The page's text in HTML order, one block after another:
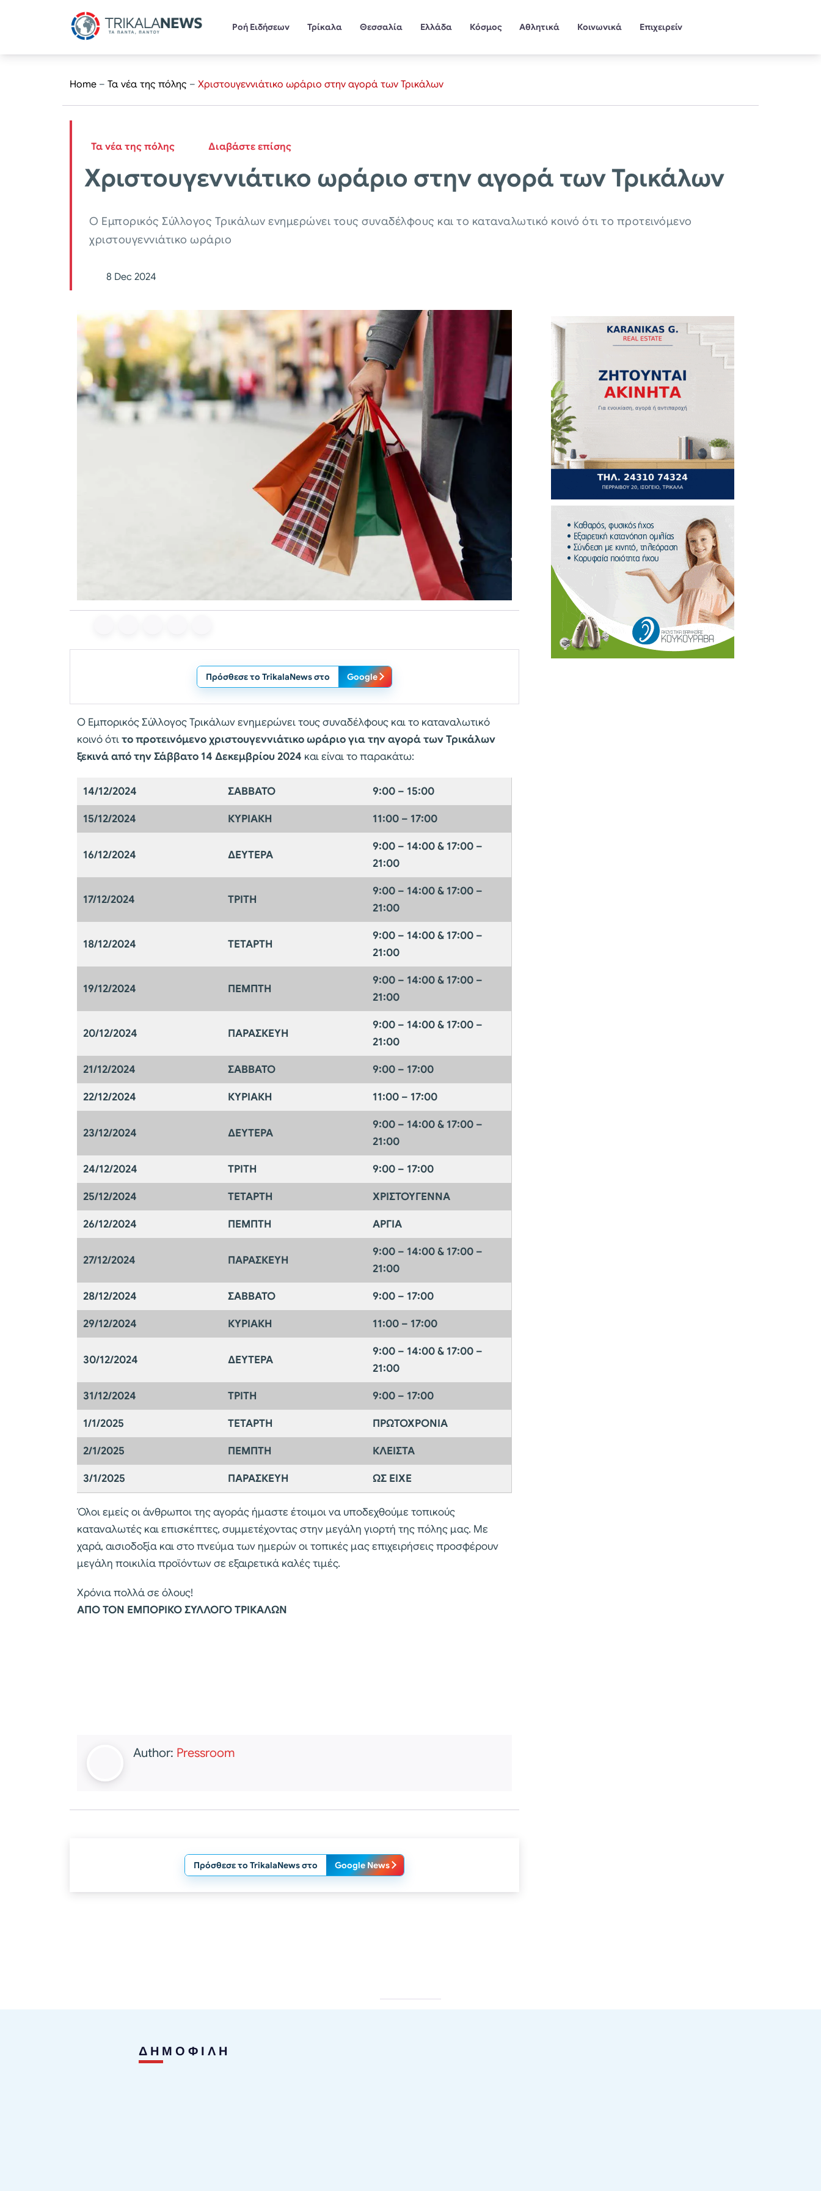
Ροή Ειδήσεων Τρίκαλα Θεσσαλία Ελλάδα Κόσμος Αθλητικά Κοινωνικά Επιχειρείν
Home – Τα νέα της πόλης – Χριστουγεννιάτικο ωράριο στην αγορά των Τρικάλων
Τα νέα της πόλης Διαβάστε επίσης
Χριστουγεννιάτικο ωράριο στην αγορά των Τρικάλων
Ο Εμπορικός Σύλλογος Τρικάλων ενημερώνει τους συναδέλφους και το καταναλωτικό κοινό ότι το προτεινόμενο
χριστουγεννιάτικο ωράριο
8 Dec 2024
Πρόσθεσε το TrikalaNews στο Google
Ο Εμπορικός Σύλλογος Τρικάλων ενημερώνει τους συναδέλφους και το καταναλωτικό
κοινό ότιτο προτεινόμενο χριστουγεννιάτικο ωράριο για την αγορά των Τρικάλων
ξεκινά από την Σάββατο 14 Δεκεμβρίου 2024 και είναι το παρακάτω:
14/12/2024 ΣΑΒΒΑΤΟ 9:00 – 15:00
15/12/2024 ΚΥΡΙΑΚΗ 11:00 – 17:00
16/12/2024 ΔΕΥΤΕΡΑ
9:00 – 14:00 & 17:00 –
21:00
17/12/2024 ΤΡΙΤΗ
9:00 – 14:00 & 17:00 –
21:00
18/12/2024 ΤΕΤΑΡΤΗ
9:00 – 14:00 & 17:00 –
21:00
19/12/2024 ΠΕΜΠΤΗ
9:00 – 14:00 & 17:00 –
21:00
20/12/2024 ΠΑΡΑΣΚΕΥΗ
9:00 – 14:00 & 17:00 –
21:00
21/12/2024 ΣΑΒΒΑΤΟ 9:00 – 17:00
22/12/2024 ΚΥΡΙΑΚΗ 11:00 – 17:00
23/12/2024 ΔΕΥΤΕΡΑ
9:00 – 14:00 & 17:00 –
21:00
24/12/2024 ΤΡΙΤΗ 9:00 – 17:00
25/12/2024 ΤΕΤΑΡΤΗ ΧΡΙΣΤΟΥΓΕΝΝΑ
26/12/2024 ΠΕΜΠΤΗ ΑΡΓΙΑ
27/12/2024 ΠΑΡΑΣΚΕΥΗ
9:00 – 14:00 & 17:00 –
21:00
28/12/2024 ΣΑΒΒΑΤΟ 9:00 – 17:00
29/12/2024 ΚΥΡΙΑΚΗ 11:00 – 17:00
30/12/2024 ΔΕΥΤΕΡΑ
9:00 – 14:00 & 17:00 –
21:00
31/12/2024 ΤΡΙΤΗ 9:00 – 17:00
1/1/2025 ΤΕΤΑΡΤΗ ΠΡΩΤΟΧΡΟΝΙΑ
2/1/2025 ΠΕΜΠΤΗ ΚΛΕΙΣΤΑ
3/1/2025 ΠΑΡΑΣΚΕΥΗ ΩΣ ΕΙΧΕ
Όλοι εμείς οι άνθρωποι της αγοράς ήμαστε έτοιμοι να υποδεχθούμε τοπικούς
καταναλωτές και επισκέπτες, συμμετέχοντας στην μεγάλη γιορτή της πόλης μας. Με
χαρά, αισιοδοξία και στο πνεύμα των ημερών οι τοπικές μας επιχειρήσεις προσφέρουν
μεγάλη ποικιλία προϊόντων σε εξαιρετικά καλές τιμές.
Χρόνια πολλά σε όλους!
ΑΠΟ ΤΟΝ ΕΜΠΟΡΙΚΟ ΣΥΛΛΟΓΟ ΤΡΙΚΑΛΩΝ
Author: Pressroom
Πρόσθεσε το TrikalaNews στο Google News
ΔΗΜΟΦΙΛΗ